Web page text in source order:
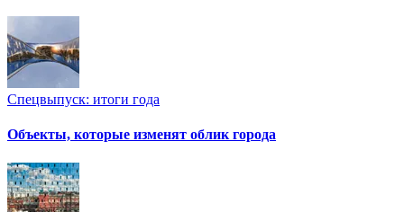
Спецвыпуск: итоги года
Объекты, которые изменят облик города